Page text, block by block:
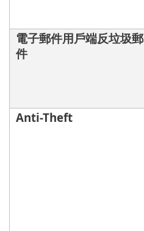
電子郵件用戶端反垃圾郵
件
Anti-Theft